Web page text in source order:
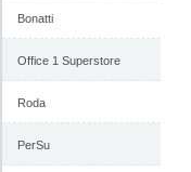
Bonatti
Office 1 Superstore
Roda
PerSu